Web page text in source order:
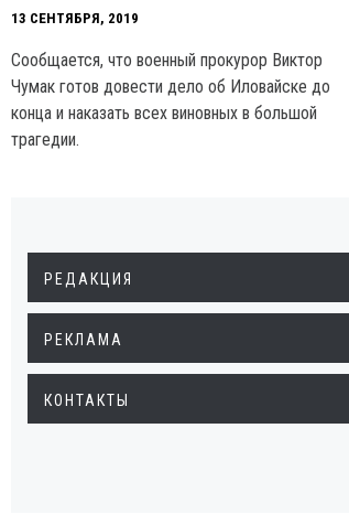
13 СЕНТЯБРЯ, 2019
Сообщается, что военный прокурор Виктор
Чумак готов довести дело об Иловайске до
конца и наказать всех виновных в большой
трагедии.
РЕДАКЦИЯ
РЕКЛАМА
КОНТАКТЫ